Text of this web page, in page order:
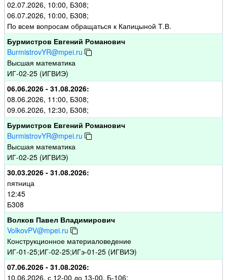
02.07.2026, 10:00, Б308;
06.07.2026, 10:00, Б308;
По всем вопросам обращаться к Капицыной Т.В.
Бурмистров Евгений Романович
BurmistrovYR@mpei.ru
Высшая математика
ИГ-02-25 (ИГВИЭ)
06.06.2026 - 31.08.2026:
08.06.2026, 11:00, Б308;
09.06.2026, 12:30, Б308;
Бурмистров Евгений Романович
BurmistrovYR@mpei.ru
Высшая математика
ИГ-02-25 (ИГВИЭ)
30.03.2026 - 31.08.2026:
пятница
12:45
Б308
Волков Павел Владимирович
VolkovPV@mpei.ru
Конструкционное материаловедение
ИГ-01-25;ИГ-02-25;ИГэ-01-25 (ИГВИЭ)
07.06.2026 - 31.08.2026:
10.06.2026, с 12-00 до 13-00, Б-106;